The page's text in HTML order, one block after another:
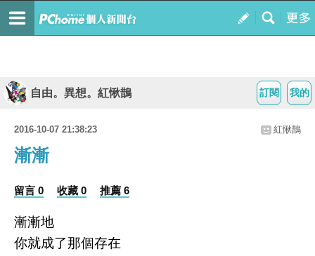
我的
訂閱
自由。異想。紅愀鵲
2016-10-07 21:38:23 紅愀鵲
漸漸
留言 0 收藏 0 推薦 6
漸漸地
你就成了那個存在